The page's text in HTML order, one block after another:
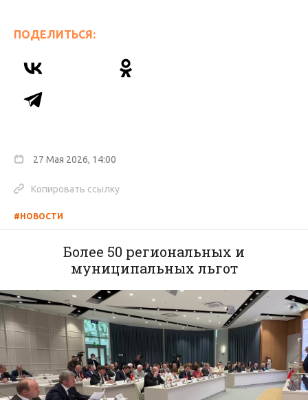
ПОДЕЛИТЬСЯ:
27 Мая 2026, 14:00
Копировать ссылку
#НОВОСТИ
Более 50 региональных и
муниципальных льгот